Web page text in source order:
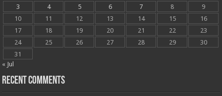
3
4 5 6 7 8
9
10
11 12 13 14 15
16
17
18 19 20 21 22
23
24
25 26 27 28 29
30
31
« Jul
Recent Comments